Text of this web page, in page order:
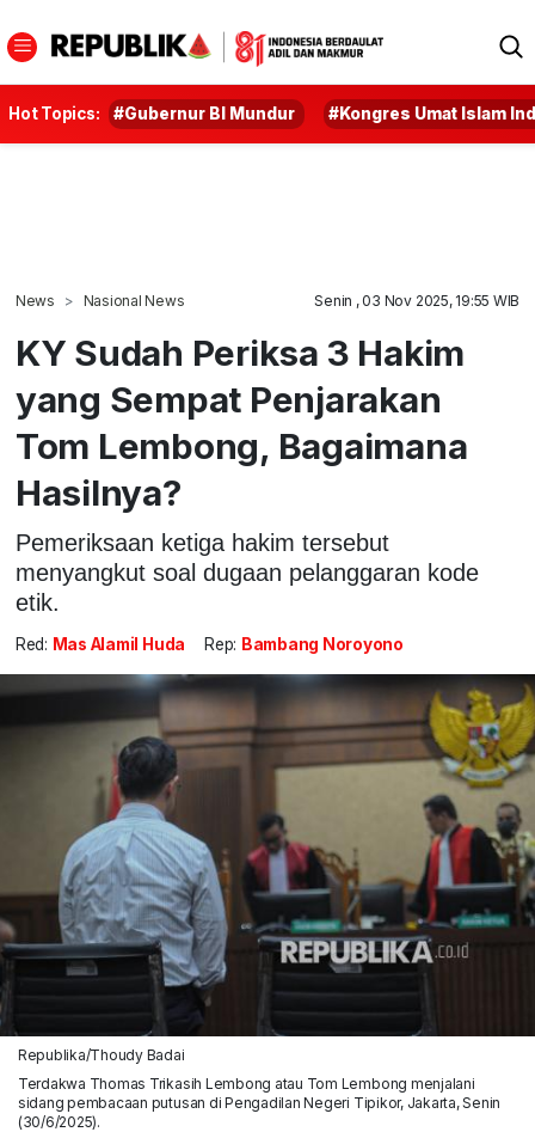
Hot Topics: #Gubernur BI Mundur #Kongres Umat Islam
News Nasional News Senin , 03 Nov 2025, 19:55 WIB
KY Sudah Periksa 3 Hakim
yang Sempat Penjarakan
Tom Lembong, Bagaimana
Hasilnya?
Pemeriksaan ketiga hakim tersebut
menyangkut soal dugaan pelanggaran kode
etik.
Red: Mas Alamil Huda Rep: Bambang Noroyono
Republika/Thoudy Badai
Terdakwa Thomas Trikasih Lembong atau Tom Lembong menjalani
sidang pembacaan putusan di Pengadilan Negeri Tipikor, Jakarta, Senin
(30/6/2025).